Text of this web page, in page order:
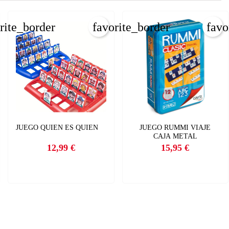
JUEGO QUIEN ES QUIEN
Precio
12,99 €
favorite_border
JUEGO RUMMI VIAJE
CAJA METAL
Precio
15,95 €
×
×